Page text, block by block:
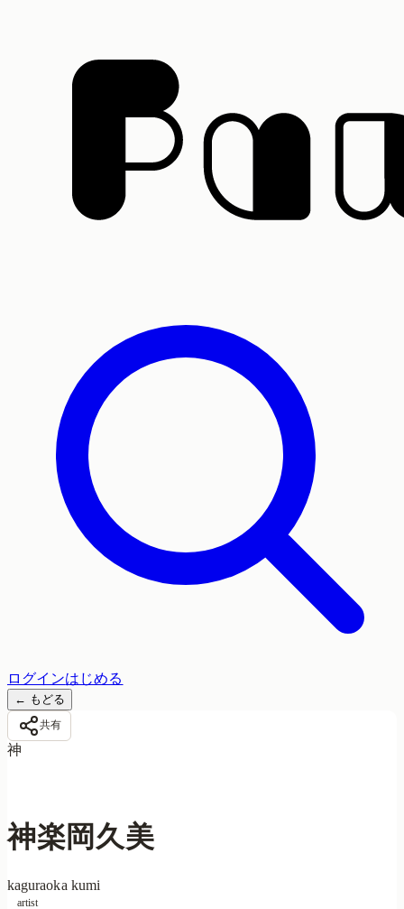
ログインはじめる
← もどる
共有
神
神楽岡久美
kaguraoka kumi
artist